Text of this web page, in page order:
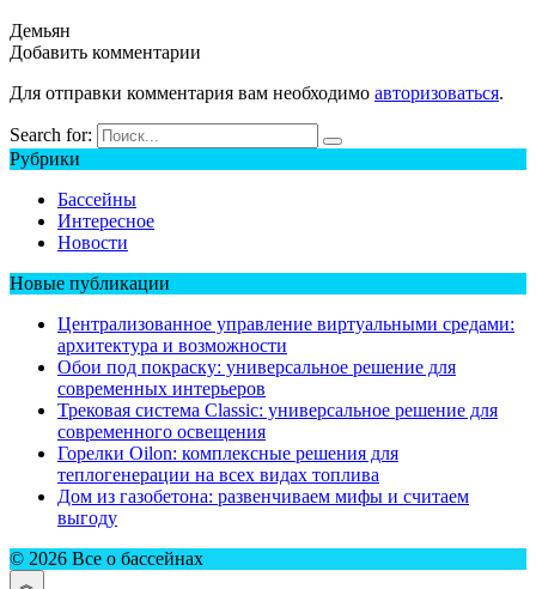
Демьян
Добавить комментарии
Для отправки комментария вам необходимо авторизоваться.
Search for:
Рубрики
Бассейны
Интересное
Новости
Новые публикации
Централизованное управление виртуальными средами:
архитектура и возможности
Обои под покраску: универсальное решение для
современных интерьеров
Трековая система Classic: универсальное решение для
современного освещения
Горелки Oilon: комплексные решения для
теплогенерации на всех видах топлива
Дом из газобетона: развенчиваем мифы и считаем
выгоду
© 2026 Все о бассейнах